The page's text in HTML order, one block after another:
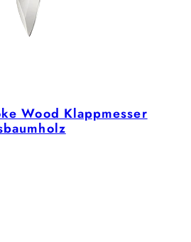
Wood Klappmesser